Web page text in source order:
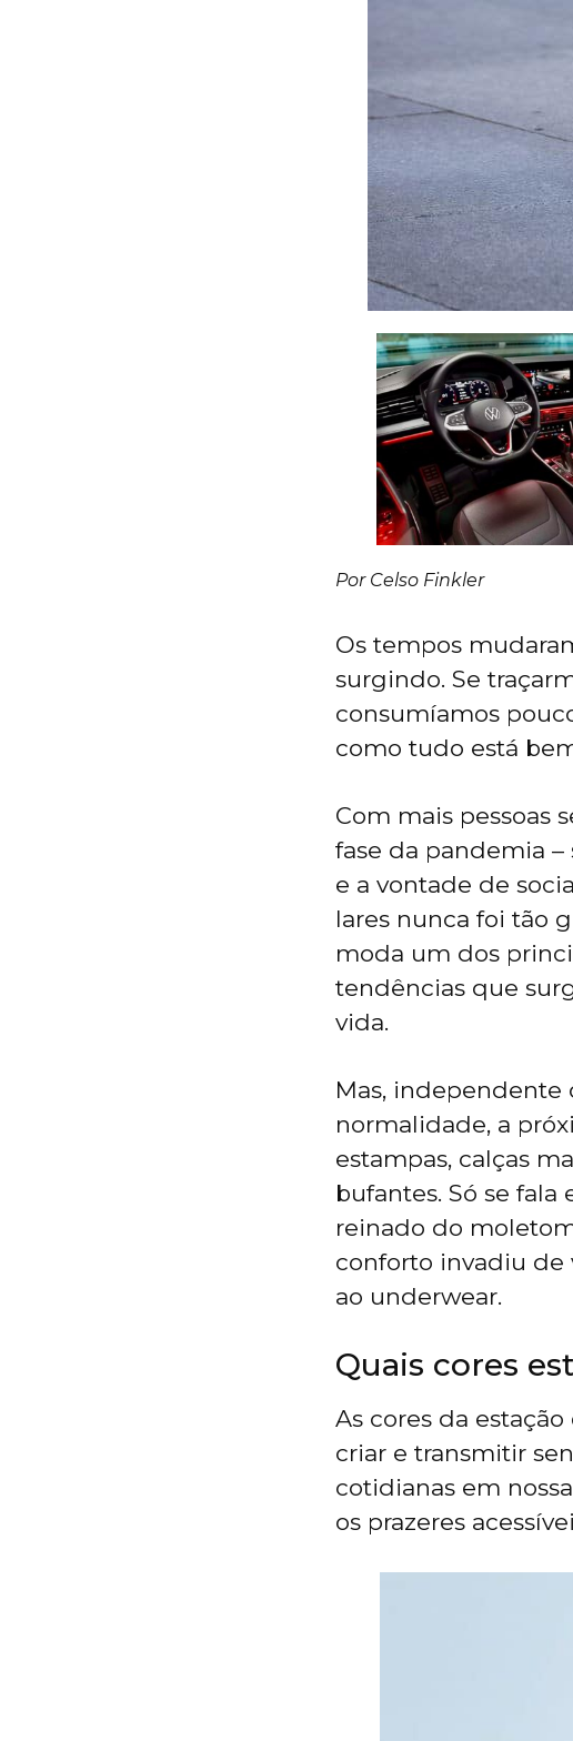
Por Celso Finkler
Os tempos
surgindo. Se
consumíamos
como tudo está
Com mais pessoas
fase da pandemia
e a vontade de
lares nunca foi tão
moda um dos
tendências que
vida.
Mas,
normalidade, a
estampas, calças
bufantes. Só se
reinado do
conforto invadiu de
ao underwear.
Quais cores
As cores da
criar e transmitir
cotidianas em
os prazeres